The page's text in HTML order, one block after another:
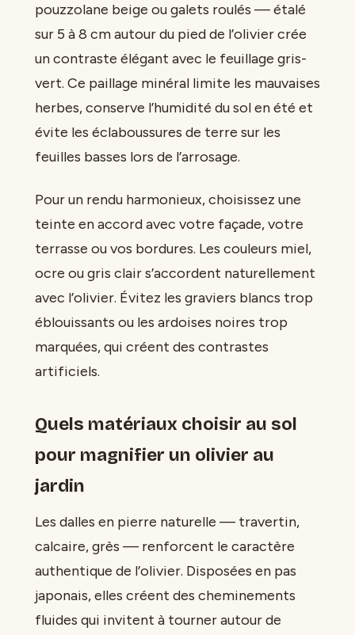
pouzzolane beige ou galets roulés — étalé
sur 5 à 8 cm autour du pied de l’olivier crée
un contraste élégant avec le feuillage gris-
vert. Ce paillage minéral limite les mauvaises
herbes, conserve l’humidité du sol en été et
évite les éclaboussures de terre sur les
feuilles basses lors de l’arrosage.
Pour un rendu harmonieux, choisissez une
teinte en accord avec votre façade, votre
terrasse ou vos bordures. Les couleurs miel,
ocre ou gris clair s’accordent naturellement
avec l’olivier. Évitez les graviers blancs trop
éblouissants ou les ardoises noires trop
marquées, qui créent des contrastes
artificiels.
Quels matériaux choisir au sol
pour magnifier un olivier au
jardin
Les dalles en pierre naturelle — travertin,
calcaire, grès — renforcent le caractère
authentique de l’olivier. Disposées en pas
japonais, elles créent des cheminements
fluides qui invitent à tourner autour de